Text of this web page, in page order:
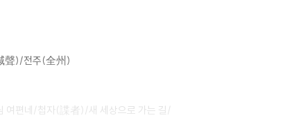
聲)/전주(全州)
편네/첩자(諜者)/새 세상으로 가는 길/